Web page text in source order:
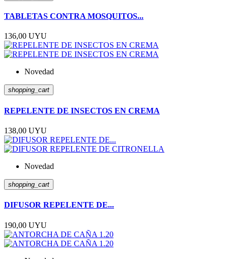
TABLETAS CONTRA MOSQUITOS...
136,00 UYU
Novedad
shopping_cart
REPELENTE DE INSECTOS EN CREMA
138,00 UYU
Novedad
shopping_cart
DIFUSOR REPELENTE DE...
190,00 UYU